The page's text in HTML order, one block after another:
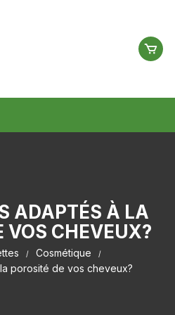
ADAPTÉS À LA
VOS CHEVEUX?
Cosmétique
porosité de vos cheveux?